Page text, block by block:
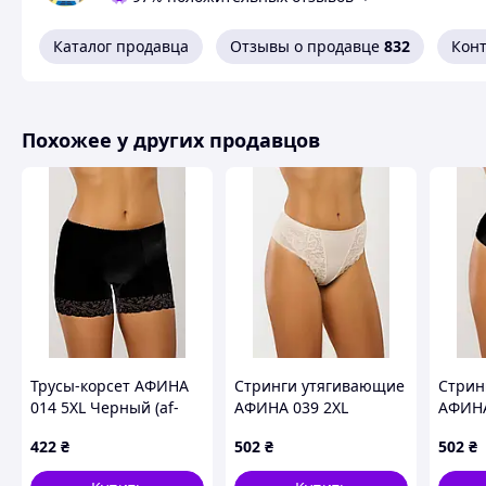
специфики каждого клиента.
Каталог продавца Отзывы о продавце 832
Похожее у других продавцов
Трусы-корсет АФИНА
014 5XL Черный (af-
422 ₴
Стринги утягивающие
АФИНА 039 2XL
Sh)
502 ₴
502 ₴